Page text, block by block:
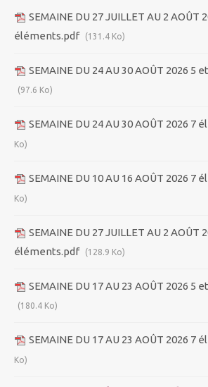
SEMAINE DU 27 JUILLET AU 2 AOÛT
éléments.pdf
(131.4 Ko)
SEMAINE DU 24 AU 30 AOÛT 2026 5
(97.6 Ko)
SEMAINE DU 24 AU 30 AOÛT 2026 7
Ko)
SEMAINE DU 10 AU 16 AOÛT 2026 7
Ko)
SEMAINE DU 27 JUILLET AU 2 AOÛT
éléments.pdf
(128.9 Ko)
SEMAINE DU 17 AU 23 AOÛT 2026 5
(180.4 Ko)
SEMAINE DU 17 AU 23 AOÛT 2026 7
Ko)